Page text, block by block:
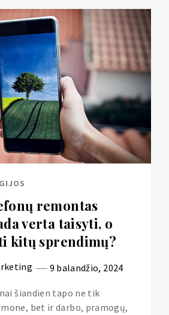
remontas
verta taisyti, o
kitų sprendimų?
9 balandžio, 2024
šiandien tapo ne tik
bet ir darbo, pramogų,